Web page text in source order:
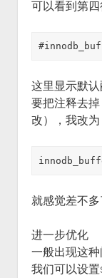
可以看到第四
这里显示默
要把注释去
改），我改为
就感觉差不多
进一步优化
一般出现这
我们可以设